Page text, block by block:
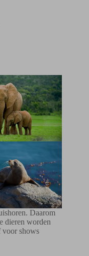
Daarom
dieren worden
voor shows